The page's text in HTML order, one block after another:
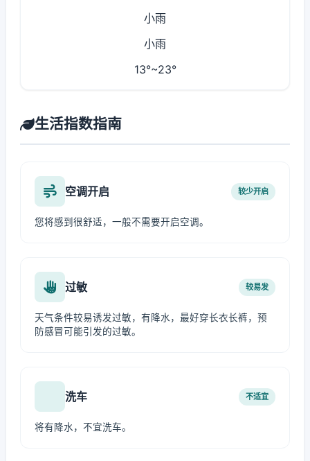
小雨
小雨
13°~23°
生活指数指南
空调开启 较少开启
您将感到很舒适，一般不需要开启空调。
过敏 较易发
天气条件较易诱发过敏，有降水，最好穿长衣长裤，预
防感冒可能引发的过敏。
洗车 不适宜
将有降水，不宜洗车。